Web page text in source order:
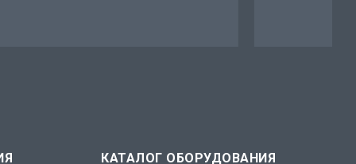
КАТАЛОГ ОБОРУДОВАНИЯ